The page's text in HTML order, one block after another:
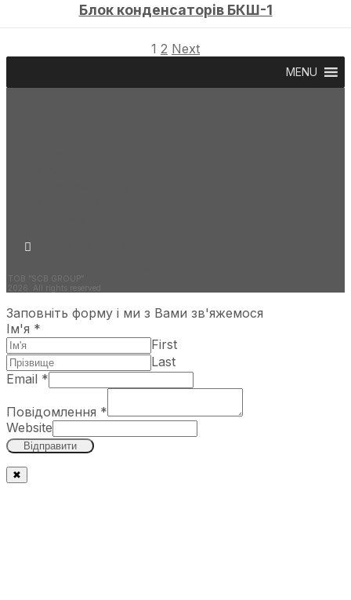
Блок конденсаторів БКШ-1
1 2 Next
MENU
ТОВ “SCB GROUP”
2026. All rights reserved
Заповніть форму і ми з Вами зв'яжемося
Ім'я *
First
Last
Email *
Повідомлення *
Website
Відправити
✖